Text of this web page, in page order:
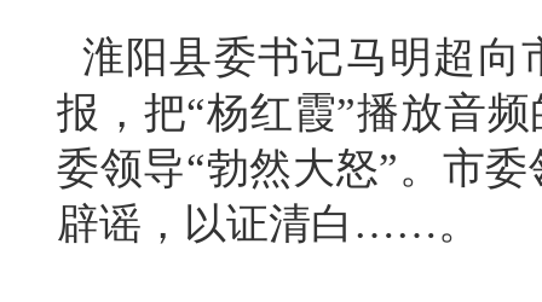
淮阳县委书记马明超向
报，把“杨红霞”播放音
委领导“勃然大怒”。市
辟谣，以证清白……。